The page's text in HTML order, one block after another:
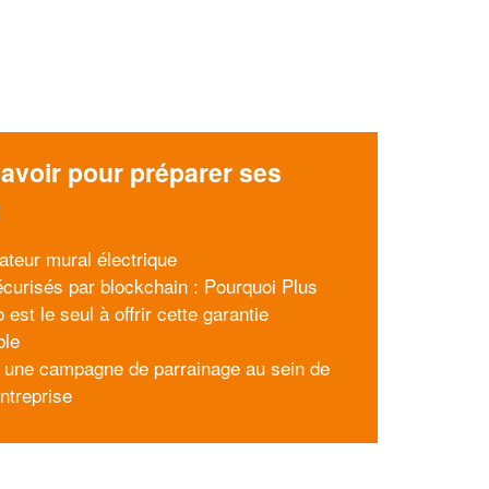
pour préparer ses
mural électrique
par blockchain : Pourquoi Plus
est le seul à offrir cette garantie
campagne de parrainage au sein de